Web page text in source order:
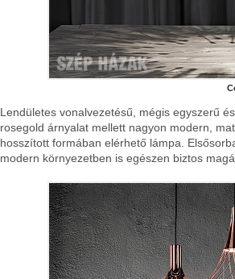
Lendületes vonalvezetésű, mégis egyszerű
rosegold árnyalat mellett nagyon modern,
hosszított formában elérhető lámpa.
modern környezetben is egészen biztos